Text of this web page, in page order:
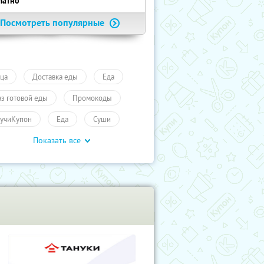
Посмотреть популярные
Доставка еды Еда
готовой еды Промокоды
Еда Суши
Показать все